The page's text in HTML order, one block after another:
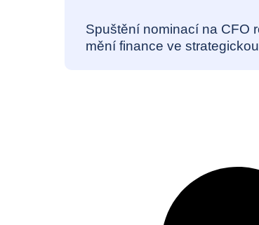
Spuštění nominací na CFO
mění finance ve